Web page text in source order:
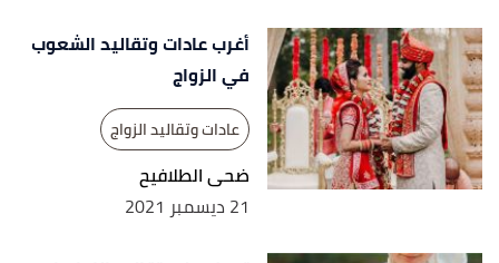
أغرب عادات وتقاليد الشعوب
في الزواج
عادات وتقاليد الزواج
ضحى الطلافيح
21 ديسمبر 2021